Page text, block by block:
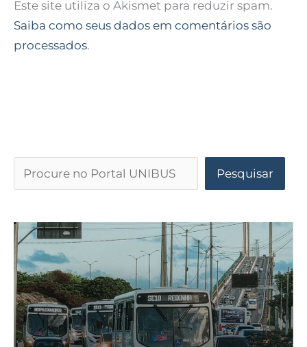
Este site utiliza o Akismet para reduzir spam.
Saiba como seus dados em comentários são
processados.
Pesquisar